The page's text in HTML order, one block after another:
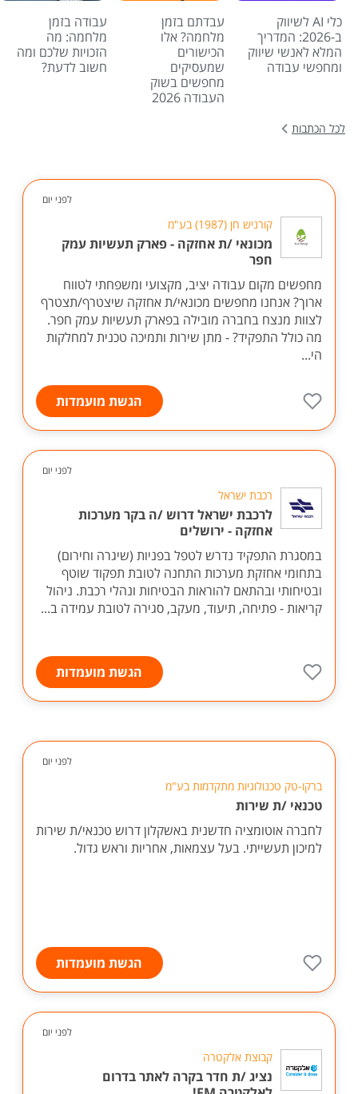
כלי AI לשיווק
ב-2026: המדריך
המלא לאנשי שיווק
ומחפשי עבודה
עבדתם בזמן
מלחמה? אלו
הכישורים
שמעסיקים
מחפשים בשוק
העבודה 2026
עבודה בזמן
מלחמה: מה
הזכויות שלכם ומה
חשוב לדעת?
לכל הכתבות
לפני יום
קורניש חן (1987) בע"מ
מכונאי /ת אחזקה - פארק תעשיות עמק
חפר
מחפשים מקום עבודה יציב, מקצועי ומשפחתי לטווח
ארוך? אנחנו מחפשים מכונאי/ת אחזקה שיצטרף/תצטרף
לצוות מנצח בחברה מובילה בפארק תעשיות עמק חפר.
מה כולל התפקיד? - מתן שירות ותמיכה טכנית למחלקות
הי...
הגשת מועמדות
לפני יום
רכבת ישראל
לרכבת ישראל דרוש /ה בקר מערכות
אחזקה - ירושלים
במסגרת התפקיד נדרש לטפל בפניות (שיגרה וחירום)
בתחומי אחזקת מערכות התחנה לטובת תפקוד שוטף
ובטיחותי ובהתאם להוראות הבטיחות ונהלי רכבת. ניהול
קריאות - פתיחה, תיעוד, מעקב, סגירה לטובת עמידה ב...
הגשת מועמדות
לפני יום
ברקו-טק טכנולוגיות מתקדמות בע"מ
טכנאי /ת שירות
לחברה אוטומציה חדשנית באשקלון דרוש טכנאי/ת שירות
למיכון תעשייתי. בעל עצמאות, אחריות וראש גדול.
הגשת מועמדות
לפני יום
קבוצת אלקטרה
נציג /ת חדר בקרה לאתר בדרום